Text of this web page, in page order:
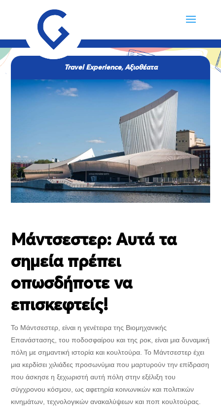
Travel Experience, Αξιοθέατα
Μάντσεστερ: Αυτά τα
σημεία πρέπει
οπωσδήποτε να
επισκεφτείς!
Το Μάντσεστερ, είναι η γενέτειρα της Βιομηχανικής
Επανάστασης, του ποδοσφαίρου και της ροκ, είναι μια δυναμική
πόλη με σημαντική ιστορία και κουλτούρα. Το Μάντσεστερ έχει
μια κερδίσει χιλιάδες προσωνύμια που μαρτυρούν την επίδραση
που άσκησε η ξεχωριστή αυτή πόλη στην εξέλιξη του
σύγχρονου κόσμου, ως αφετηρία κοινωνικών και πολιτικών
κινημάτων, τεχνολογικών ανακαλύψεων και ποπ κουλτούρας.